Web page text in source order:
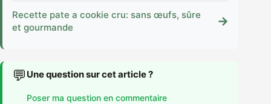
Recette pate a cookie cru: sans œufs, sûre
et gourmande
→
💬 Une question sur cet article ?
Poser ma question en commentaire